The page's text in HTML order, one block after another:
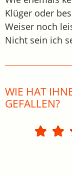
Klüger oder
Weiser noch
Nicht sein ich
WIE HAT
GEFALLEN?